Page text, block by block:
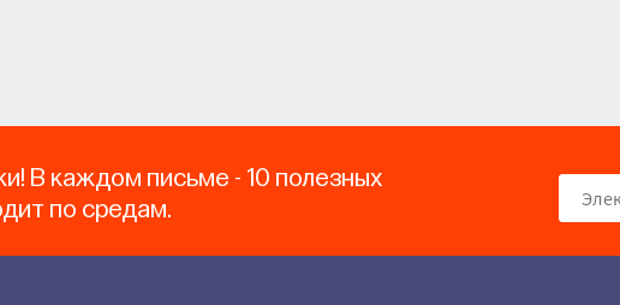
В каждом письме - 10 полезных
по средам.